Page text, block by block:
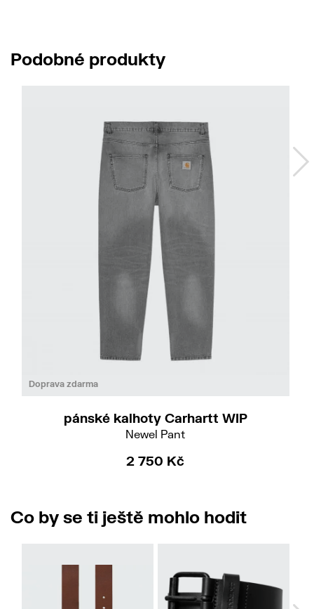
Podobné produkty
Doprava zdarma
pánské kalhoty Carhartt WIP
Newel Pant
2 750 Kč
Co by se ti ještě mohlo hodit